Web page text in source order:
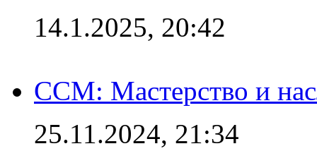
14.1.2025, 20:42
CCM: Мастерство и
25.11.2024, 21:34